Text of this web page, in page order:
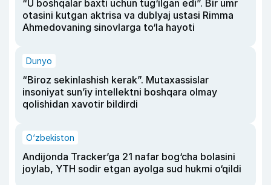
“U boshqalar baxti uchun tug‘ilgan edi”. Bir umr
otasini kutgan aktrisa va dublyaj ustasi Rimma
Ahmedovaning sinovlarga to‘la hayoti
Dunyo
“Biroz sekinlashish kerak”. Mutaxassislar
insoniyat sun’iy intellektni boshqara olmay
qolishidan xavotir bildirdi
O‘zbekiston
Andijonda Tracker’ga 21 nafar bog‘cha bolasini
joylab, YTH sodir etgan ayolga sud hukmi o‘qildi